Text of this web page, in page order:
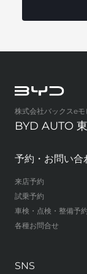
株式会社バックスeモ
BYD AUTO
予約・お問い合
来店予約
試乗予約
車検・点検・整備予約
各種お問合せ
SNS